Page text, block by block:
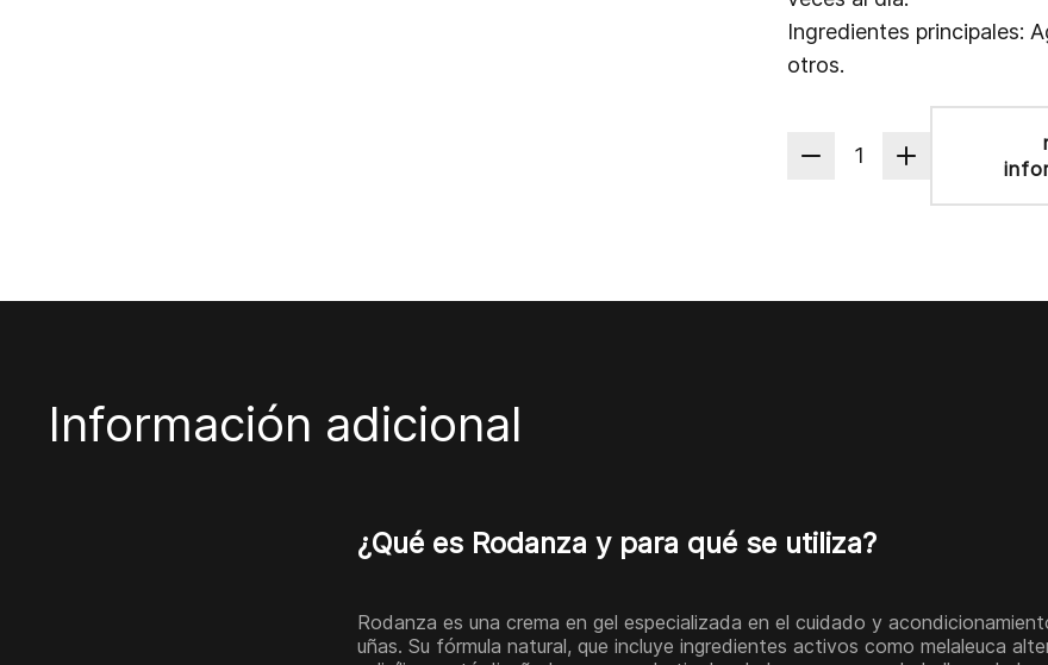
Ingredientes principales:
otros.
1
Información adicional
¿Qué es Rodanza y para qué se utiliza?
Rodanza es una crema en gel especializada en el cuidado y
uñas. Su fórmula natural, que incluye ingredientes activos como melaleuca